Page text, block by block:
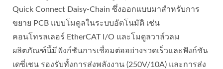
Quick Connect Daisy-Chain ซึ่งออกแบบมาสำหรับการ
ขยาย PCB แบบโมดูลในระบบอัตโนมัติ เช่น
คอนโทรลเลอร์ EtherCAT I/O และโมดูลวาล์วลม
ผลิตภัณฑ์นี้มีฟังก์ชันการเชื่อมต่ออย่างรวดเร็วและฟังก์ชัน
เดซี่เชน รองรับทั้งการส่งพลังงาน (250V/10A) และการส่ง